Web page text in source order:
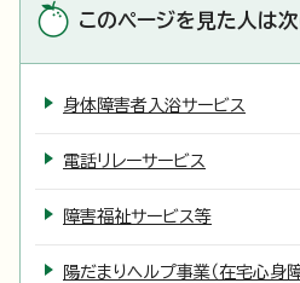
このページを見た人は
身体障害者入浴サービス
電話リレーサービス
障害福祉サービス等
陽だまりヘルプ事業（在宅心身